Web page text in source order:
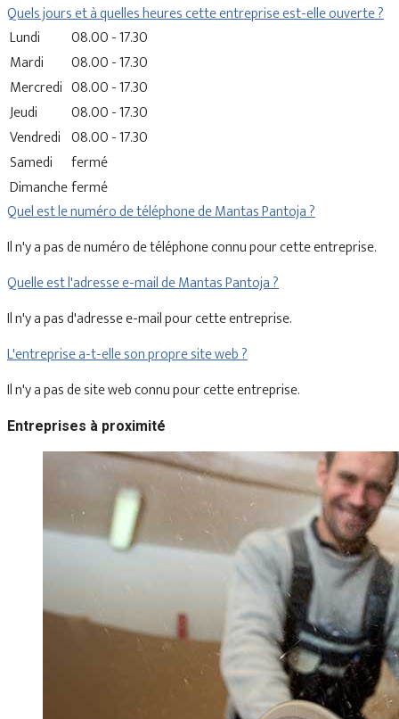
Quels jours et à quelles heures cette entreprise est-elle ouverte ?
Lundi
08.00 - 17.30
Mardi
08.00 - 17.30
Mercredi 08.00 - 17.30
Jeudi
08.00 - 17.30
Vendredi 08.00 - 17.30
Samedi
fermé
Dimanchefermé
Quel est le numéro de téléphone de Mantas Pantoja ?
Il n'y a pas de numéro de téléphone connu pour cette entreprise.
Quelle est l'adresse e-mail de Mantas Pantoja ?
Il n'y a pas d'adresse e-mail pour cette entreprise.
L'entreprise a-t-elle son propre site web ?
Il n'y a pas de site web connu pour cette entreprise.
Entreprises à proximité